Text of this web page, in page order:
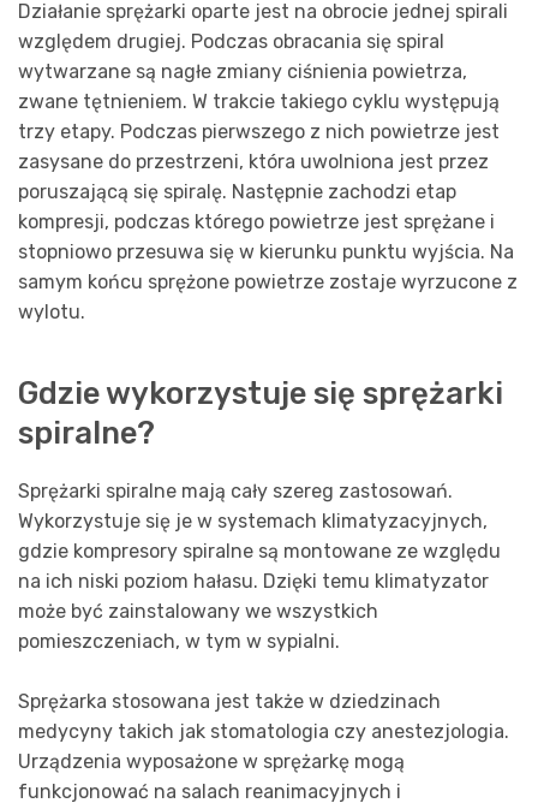
Działanie sprężarki oparte jest na obrocie jednej spirali
względem drugiej. Podczas obracania się spiral
wytwarzane są nagłe zmiany ciśnienia powietrza,
zwane tętnieniem. W trakcie takiego cyklu występują
trzy etapy. Podczas pierwszego z nich powietrze jest
zasysane do przestrzeni, która uwolniona jest przez
poruszającą się spiralę. Następnie zachodzi etap
kompresji, podczas którego powietrze jest sprężane i
stopniowo przesuwa się w kierunku punktu wyjścia. Na
samym końcu sprężone powietrze zostaje wyrzucone z
wylotu.
Gdzie wykorzystuje się sprężarki
spiralne?
Sprężarki spiralne mają cały szereg zastosowań.
Wykorzystuje się je w systemach klimatyzacyjnych,
gdzie kompresory spiralne są montowane ze względu
na ich niski poziom hałasu. Dzięki temu klimatyzator
może być zainstalowany we wszystkich
pomieszczeniach, w tym w sypialni.
Sprężarka stosowana jest także w dziedzinach
medycyny takich jak stomatologia czy anestezjologia.
Urządzenia wyposażone w sprężarkę mogą
funkcjonować na salach reanimacyjnych i